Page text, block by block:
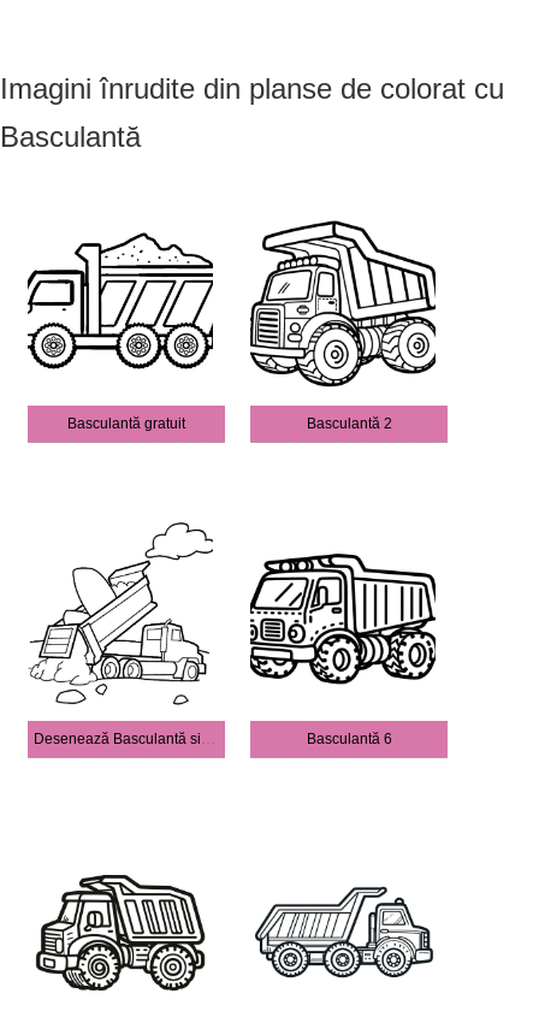
Imagini înrudite din planse de colorat cu
Basculantă
Basculantă gratuit Basculantă 2
Desenează Basculantă simplu Basculantă 6